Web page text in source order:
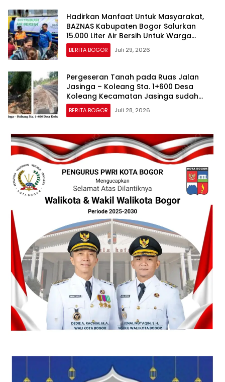
Hadirkan Manfaat Untuk Masyarakat,
BAZNAS Kabupaten Bogor Salurkan
15.000 Liter Air Bersih Untuk Warga
Terdampak Kekeringan
BERITA BOGOR Juli 29, 2026
Pergeseran Tanah pada Ruas Jalan
Jasinga – Koleang Sta. 1+600 Desa
Koleang Kecamatan Jasinga sudah
Tertangani oleh UPTD IJJ Kelas A
Wilayah VII
BERITA BOGOR Juli 28, 2026